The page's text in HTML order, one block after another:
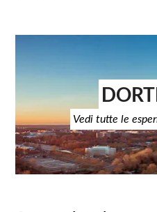
Vedi tutte le